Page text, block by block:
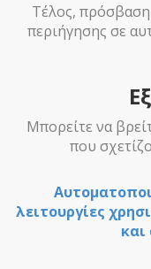
Τέλος,
περιήγησης σε
Μπορείτε να
που
λειτουργίες